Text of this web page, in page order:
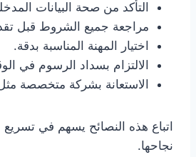
التأكد من صحة البيانات
مراجعة جميع الشروط قبل
اختيار المهنة المناسبة بدقة.
الالتزام بسداد الرسوم في
الاستعانة بشركة متخصصة
اتباع هذه النصائح يسهم في
نجاحها.